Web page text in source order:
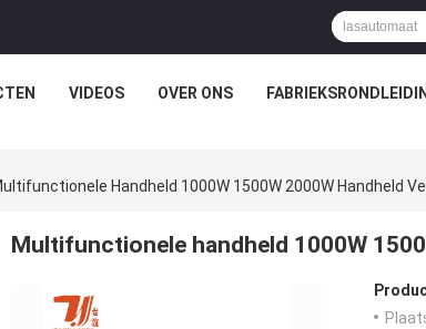
VIDEOS OVER ONS
Handheld 1000W 1500W 2000W Handheld
Multifunctionele handheld 1000W